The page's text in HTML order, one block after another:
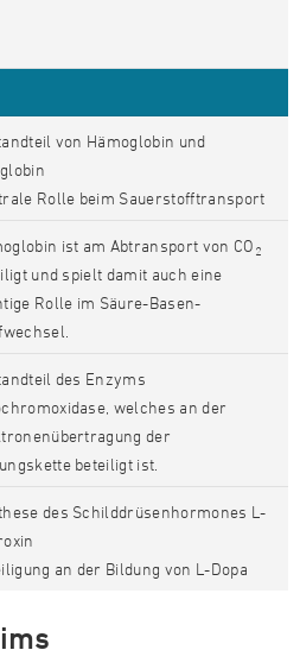
von Hämoglobin und
Rolle beim Sauerstofftransport
ist am Abtransport von CO 2
und spielt damit auch eine
Rolle im Säure-Basen-
des Enzyms
welches an der
der
beteiligt ist.
des Schilddrüsenhormones L-
an der Bildung von L-Dopa